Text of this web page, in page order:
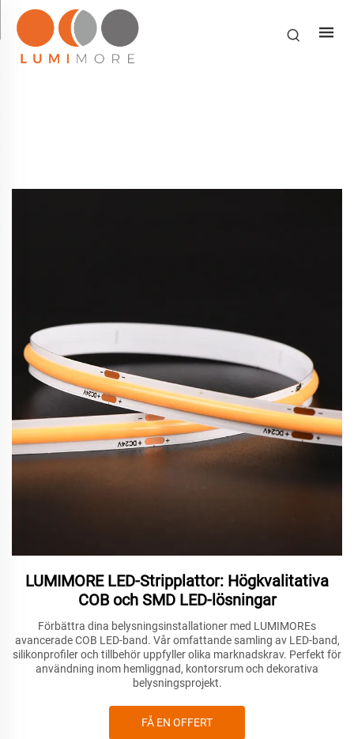
LUMIMORE LED-Stripplattor: Högkvalitativa
COB och SMD LED-lösningar
Förbättra dina belysningsinstallationer med LUMIMOREs
avancerade COB LED-band. Vår omfattande samling av LED-band,
silikonprofiler och tillbehör uppfyller olika marknadskrav. Perfekt för
användning inom hemliggnad, kontorsrum och dekorativa
belysningsprojekt.
FÅ EN OFFERT